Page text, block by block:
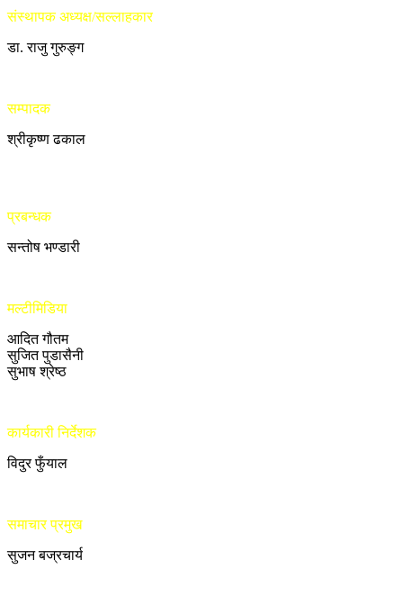
संस्थापक अध्यक्ष/सल्लाहकार
डा. राजु गुरुङ्ग
सम्पादक
श्रीकृष्ण ढकाल
प्रबन्धक
सन्तोष भण्डारी
मल्टीमिडिया
आदित गौतम
सुजित पुडासैनी
सुभाष श्रेष्ठ
कार्यकारी निर्देशक
विदुर फुँयाल
समाचार प्रमुख
सुजन बज्रचार्य